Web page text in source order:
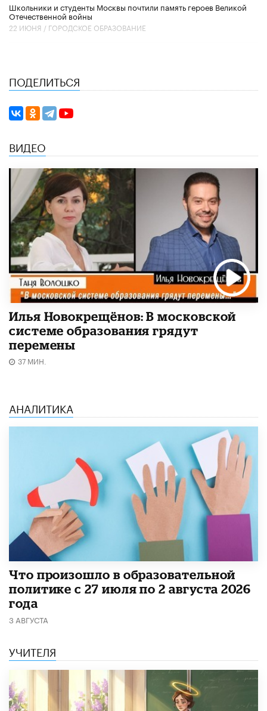
Школьники и студенты Москвы почтили память героев Великой
Отечественной войны
22 ИЮНЯ / ГОРОДСКОЕ ОБРАЗОВАНИЕ
ПОДЕЛИТЬСЯ
ВИДЕО
Илья Новокрещёнов: В московской
системе образования грядут
перемены
37 МИН.
АНАЛИТИКА
​Что произошло в образовательной
политике с 27 июля по 2 августа 2026
года
3 АВГУСТА
УЧИТЕЛЯ